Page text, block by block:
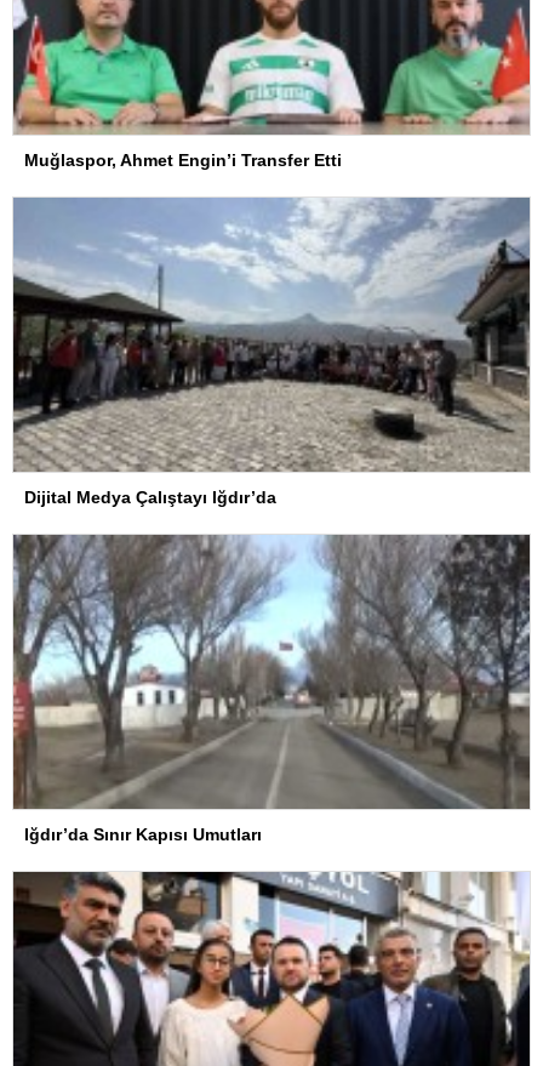
Muğlaspor, Ahmet Engin’i Transfer Etti
Dijital Medya Çalıştayı Iğdır’da
Iğdır’da Sınır Kapısı Umutları